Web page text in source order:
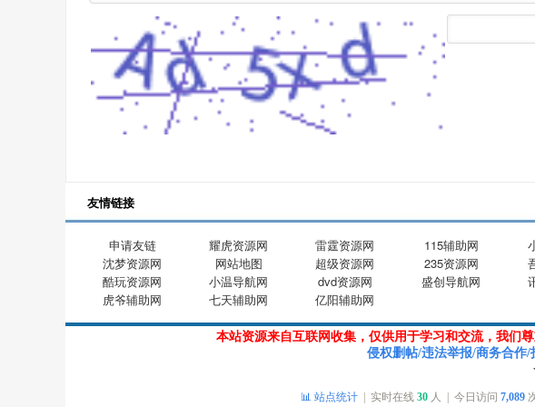
友情链接
申请友链 耀虎资源网 雷霆资源网 115辅助网
沈梦资源网
网站地图 超级资源网 235资源网
酷玩资源网
小温导航网 dvd资源网 盛创导航网
虎爷辅助网
七天辅助网 亿阳辅助网
本站资源来自互联网收集，仅供用于学习和交流，我们
侵权删帖/违法举报/商务合作/
📊 站点统计 | 实时在线 30 人 | 今日访问 7,089